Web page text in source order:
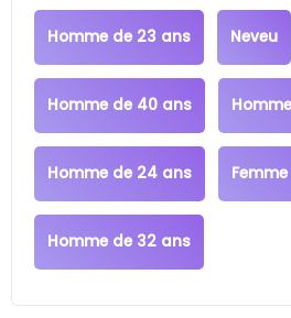
Homme de 23 ans Neveu
Homme de 40 ans
Homme de 24 ans
Homme de 32 ans